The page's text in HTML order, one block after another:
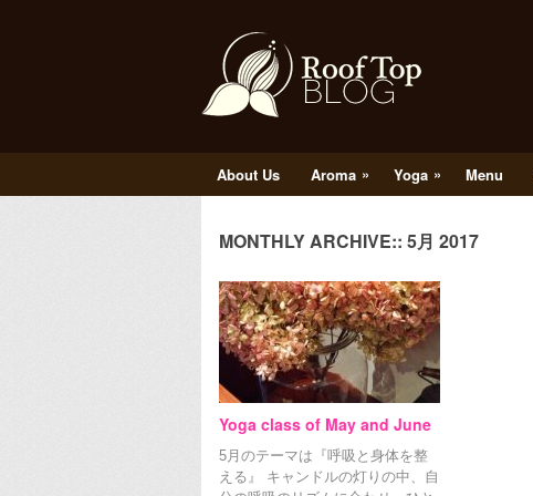
About Us Aroma » Yoga » Menu
MONTHLY ARCHIVE:: 5月 2017
Yoga class of May and June
5月のテーマは『呼吸と身体を整
える』 キャンドルの灯りの中、自